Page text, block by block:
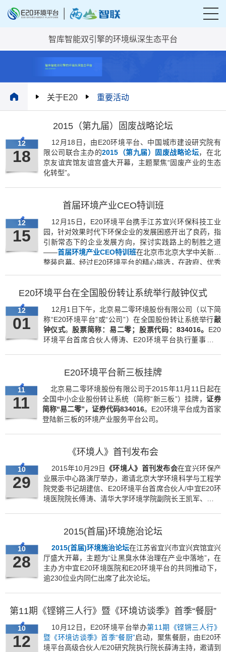
智库智能双引擎的环境纵深生态平台
关于E20 重要活动
2015（第九届）固废战略论坛
12
18
12月18日，由E20环境平台、中国城市建设研究院有
限公司联合主办的2015（第九届）固废战略论坛，在北
京友谊宾馆友谊宫盛大开幕，主题聚焦“固废产业的生态
化转型”。
首届环境产业CEO特训班
12
15
12月15日，E20环境平台携手江苏宜兴环保科技工业
园，针对效果时代下环保企业的发展困惑开出了良药，指
引新常态下的企业发展方向，探讨实践路上的制胜之道
——首届环境产业CEO特训班在北京市北京大学中关新园
整装启幕。经过E20环境平台的精心挑选，在政府、优秀
E20环境平台在全国股份转让系统举行敲钟仪式
12
01
12月1日下午，北京易二零环境股份有限公司（以下简
称“E20环境平台”或“公司”）在全国股份转让系统举行敲
钟仪式。 股票简称：易二零；股票代码：834016。 E20
环境平台首席合伙人傅涛、E20环境平台执行董事张丽
E20环境平台新三板挂牌
11
11
北京易二零环境股份有限公司于2015年11月11日起在
全国中小企业股份转让系统（简称“新三板”）挂牌， 证券
简称“易二零”，证券代码834016。E20环境平台成为首家
登陆新三板的环境产业服务平台公司。
《环境人》首刊发布会
10
29
2015年10月29日 《环境人》首刊发布会在宜兴环保产
业展示中心路演厅举办，邀请北京大学环境科学与工程学
院党委书记胡建信、E20环境平台首席合伙人/中宜E20环
境医院院长傅涛、清华大学环境学院副院长王凯军、北京
2015(首届)环境施治论坛
10
28
2015(首届)环境施治论坛在江苏省宜兴市宜兴宾馆宜兴
厅盛大开幕，主题为“让黑臭水体治理在产业中落地”，在
主办方中宜E20环境医院和E20环境平台的共同推动下，
逾230位业内同仁出席了此次论坛。
第11期《铿锵三人行》暨《环境访谈季》首季“餐厨”
10
12
10月12日，E20环境平台举办第11期《铿锵三人行》
暨《环境访谈季》首季“餐厨”启动，聚焦餐厨，由E20环
境平台高级合伙人/E20研究院执行院长薛涛主持，邀请到